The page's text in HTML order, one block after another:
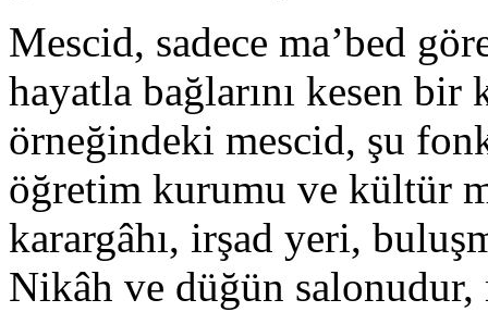
Mescid, sadece ma’bed
hayatla bağlarını kesen
örneğindeki mescid, şu
öğretim kurumu ve kültür
karargâhı, irşad yeri,
Nikâh ve düğün